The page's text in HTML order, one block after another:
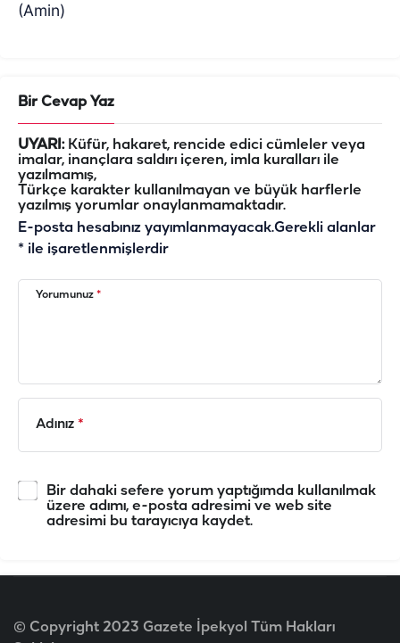
(Amin)
Bir Cevap Yaz
UYARI:Küfür, hakaret, rencide edici cümleler veya
imalar, inançlara saldırı içeren, imla kuralları ile
yazılmamış,
Türkçe karakter kullanılmayan ve büyük harflerle
yazılmış yorumlar onaylanmamaktadır.
E-posta hesabınız yayımlanmayacak.Gerekli alanlar
* ile işaretlenmişlerdir
Yorumunuz *
Adınız *
Bir dahaki sefere yorum yaptığımda kullanılmak
üzere adımı, e-posta adresimi ve web site
adresimi bu tarayıcıya kaydet.
© Copyright 2023 Gazete İpekyol Tüm Hakları